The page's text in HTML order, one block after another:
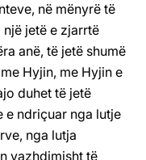
në mënyrë të
jetë e zjarrtë
anë, të jetë shumë
Hyjin, me Hyjin e
duhet të jetë
e ndriçuar nga lutje
nga lutja
vazhdimisht të